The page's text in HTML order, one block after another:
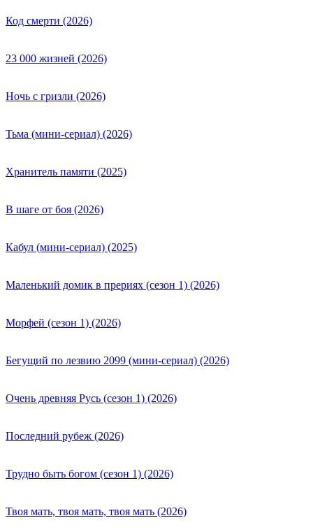
Код смерти (2026)
23 000 жизней (2026)
Ночь с гризли (2026)
Тьма (мини-сериал) (2026)
Хранитель памяти (2025)
В шаге от боя (2026)
Кабул (мини-сериал) (2025)
Маленький домик в прериях (сезон 1) (2026)
Морфей (сезон 1) (2026)
Бегущий по лезвию 2099 (мини-сериал) (2026)
Очень древняя Русь (сезон 1) (2026)
Последний рубеж (2026)
Трудно быть богом (сезон 1) (2026)
Твоя мать, твоя мать, твоя мать (2026)